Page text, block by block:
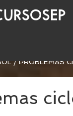
/ PROBLEMAS